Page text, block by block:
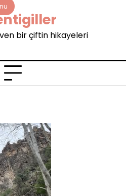
bir çiftin hikayeleri